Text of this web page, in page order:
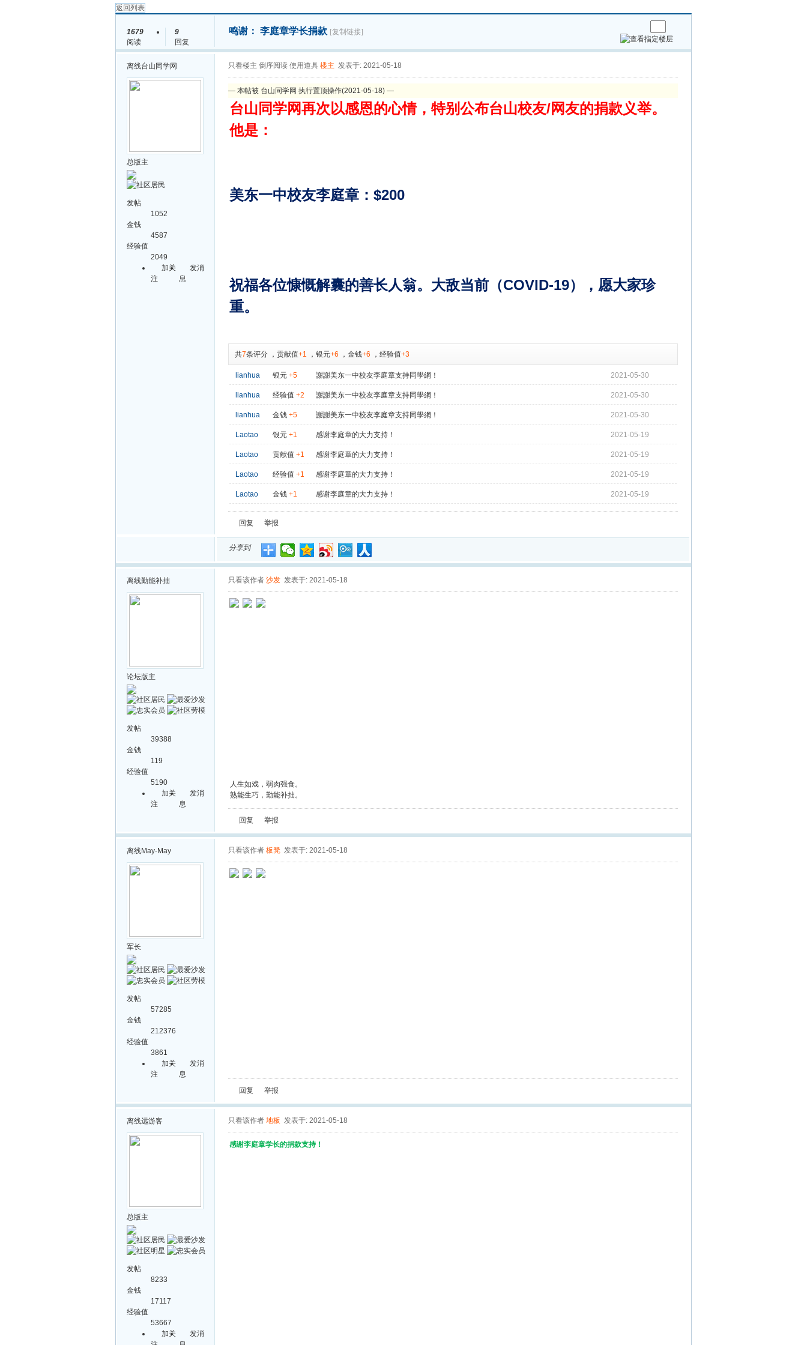
返回列表
1679
阅读
9
回复
鸣谢： 李庭章学长捐款 [复制链接]
离线台山同学网
总版主
发帖
1052
金钱
4587
经验值
2049
加关
注
发消
息
只看楼主 倒序阅读 使用道具 楼主 发表于: 2021-05-18
— 本帖被 台山同学网 执行置顶操作(2021-05-18) —
台山同学网再次以感恩的心情，特别公布台山校友/网友的捐款义举。
他是：
美东一中校友李庭章：$200
祝福各位慷慨解囊的善长人翁。大敌当前（COVID-19），愿大家珍
重。
共7条评分 ， 贡献值+1 ， 银元+6 ， 金钱+6 ， 经验值+3
lianhua 银元 +5 謝謝美东一中校友李庭章支持同學網！ 2021-05-30
lianhua 经验值 +2 謝謝美东一中校友李庭章支持同學網！ 2021-05-30
lianhua 金钱 +5 謝謝美东一中校友李庭章支持同學網！ 2021-05-30
Laotao 银元 +1 感谢李庭章的大力支持！ 2021-05-19
Laotao 贡献值 +1 感谢李庭章的大力支持！ 2021-05-19
Laotao 经验值 +1 感谢李庭章的大力支持！ 2021-05-19
Laotao 金钱 +1 感谢李庭章的大力支持！ 2021-05-19
回复 举报
分享到
离线勤能补拙
论坛版主
发帖
39388
金钱
119
经验值
5190
加关
注
发消
息
只看该作者 沙发 发表于: 2021-05-18
人生如戏，弱肉强食。
熟能生巧，勤能补拙。
回复 举报
离线May-May
军长
发帖
57285
金钱
212376
经验值
3861
加关
注
发消
息
只看该作者 板凳 发表于: 2021-05-18
回复 举报
离线远游客
总版主
发帖
8233
金钱
17117
经验值
53667
加关
发消
只看该作者 地板 发表于: 2021-05-18
感谢李庭章学长的捐款支持！